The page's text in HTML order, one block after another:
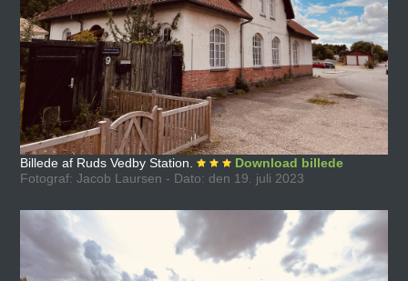
Billede af Ruds Vedby Station.
Download billede
Fotograf: Jacob Laursen - Dato: den 19. juli 2023